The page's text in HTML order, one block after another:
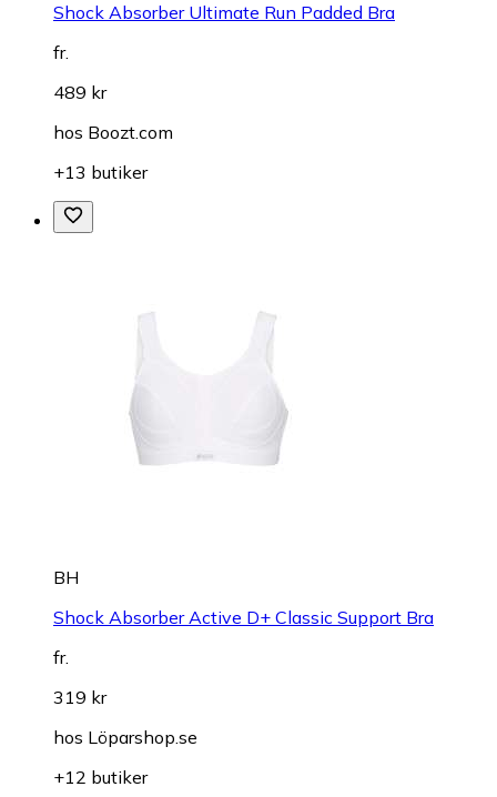
Shock Absorber Ultimate Run Padded Bra
fr.
489 kr
hos Boozt.com
+13 butiker
BH
Shock Absorber Active D+ Classic Support Bra
fr.
319 kr
hos Löparshop.se
+12 butiker